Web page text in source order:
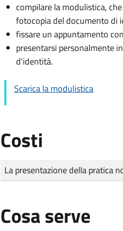
compilare la modulistica,
fotocopia del documento di
fissare un appuntamento
presentarsi personalmente
d'identità.
Scarica la modulistica
Costi
Tipo di pagamento
Importo
La presentazione della pratica
Cosa serve